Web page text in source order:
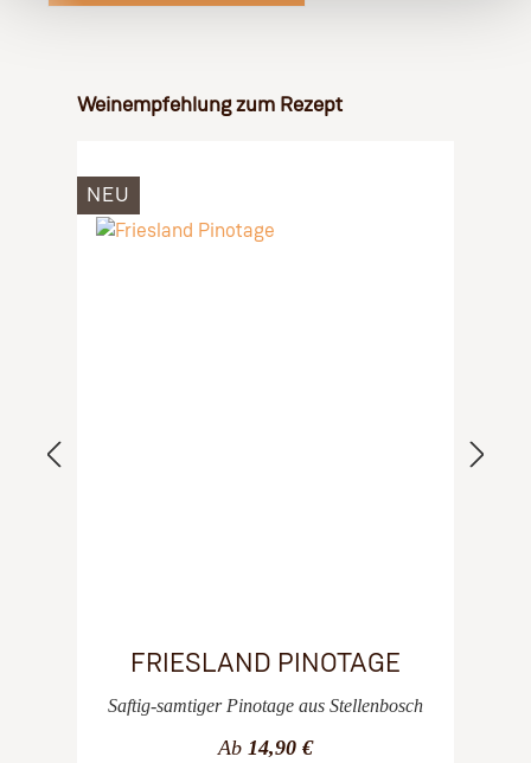
Produktgalerie überspringen
Weinempfehlung zum Rezept
NEU
FRIESLAND PINOTAGE
Saftig-samtiger Pinotage aus Stellenbosch
Ab 14,90 €